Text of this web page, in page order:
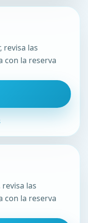
revisa las
con la reserva
las
con la reserva